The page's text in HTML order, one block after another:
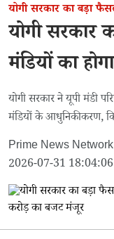
योगी सरकार का बड़ा
योगी सरकार
मंडियों का
करोड़ का
योगी सरकार ने यूपी मंडी
मंडियों के आधुनिकीकरण,
विकास को मिलेगी नई गति।
Prime News Network
2026-07-31 18:04:06